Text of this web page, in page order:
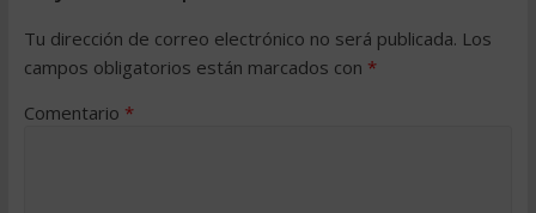
Tu dirección de correo electrónico no será publicada. Los
campos obligatorios están marcados con *
Comentario *